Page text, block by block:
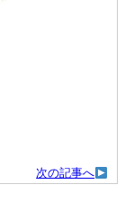
次の記事へ